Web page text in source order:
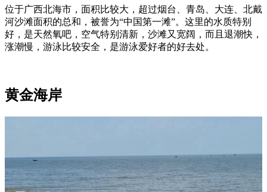
位于广西北海市，面积比较大，超过烟台、青岛、大连、北戴
河沙滩面积的总和，被誉为“中国第一滩”。这里的水质特别
好，是天然氧吧，空气特别清新，沙滩又宽阔，而且退潮快，
涨潮慢，游泳比较安全，是游泳爱好者的好去处。
黄金海岸